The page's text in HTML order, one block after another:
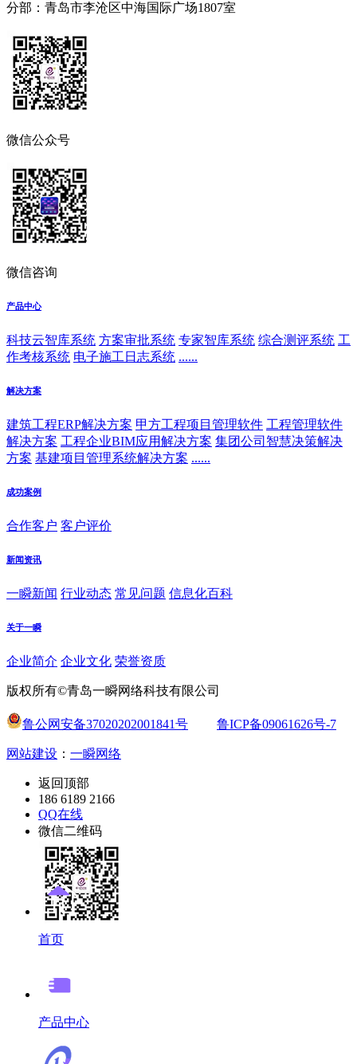
分部：青岛市李沧区中海国际广场1807室
微信公众号
微信咨询
产品中心
科技云智库系统 方案审批系统 专家智库系统 综合测评系统 工
作考核系统 电子施工日志系统 ......
解决方案
建筑工程ERP解决方案 甲方工程项目管理软件 工程管理软件
解决方案 工程企业BIM应用解决方案 集团公司智慧决策解决
方案 基建项目管理系统解决方案 ......
成功案例
合作客户 客户评价
新闻资讯
一瞬新闻 行业动态 常见问题 信息化百科
关于一瞬
企业简介 企业文化 荣誉资质
版权所有©青岛一瞬网络科技有限公司
鲁公网安备37020202001841号 鲁ICP备09061626号-7
网站建设 ： 一瞬网络
返回顶部
186 6189 2166
QQ在线
微信二维码
首页
产品中心